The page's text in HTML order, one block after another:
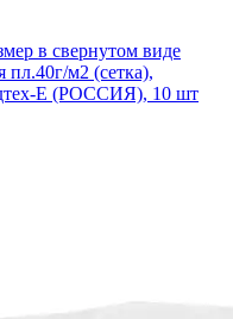
в свернутом виде
м2 (сетка),
Е (РОССИЯ), 10 шт